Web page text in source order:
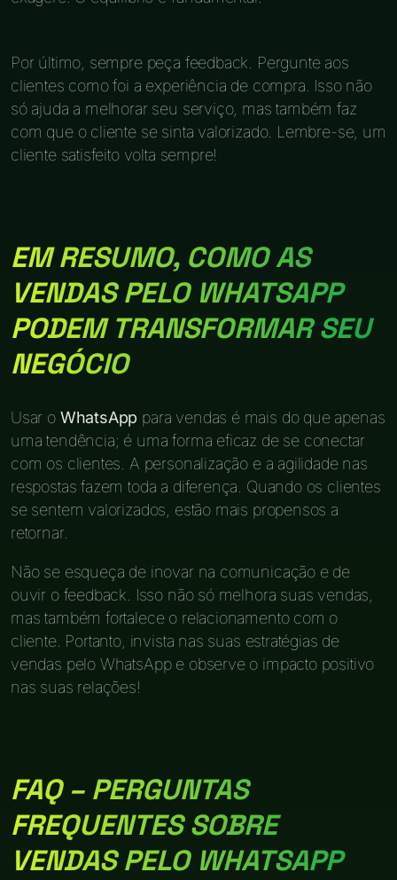
Por último, sempre peça feedback. Pergunte aos
clientes como foi a experiência de compra. Isso não
só ajuda a melhorar seu serviço, mas também faz
com que o cliente se sinta valorizado. Lembre-se, um
cliente satisfeito volta sempre!
EM RESUMO, COMO AS
VENDAS PELO WHATSAPP
PODEM TRANSFORMAR SEU
NEGÓCIO
Usar o WhatsApp para vendas é mais do que apenas
uma tendência; é uma forma eficaz de se conectar
com os clientes. A personalização e a agilidade nas
respostas fazem toda a diferença. Quando os clientes
se sentem valorizados, estão mais propensos a
retornar.
Não se esqueça de inovar na comunicação e de
ouvir o feedback. Isso não só melhora suas vendas,
mas também fortalece o relacionamento com o
cliente. Portanto, invista nas suas estratégias de
vendas pelo WhatsApp e observe o impacto positivo
nas suas relações!
FAQ – PERGUNTAS
FREQUENTES SOBRE
VENDAS PELO WHATSAPP